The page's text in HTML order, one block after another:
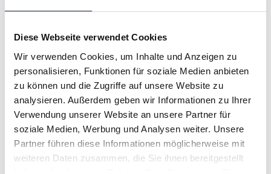
Diese Webseite verwendet Cookies
Wir verwenden Cookies, um Inhalte und Anzeigen zu
personalisieren, Funktionen für soziale Medien anbieten
zu können und die Zugriffe auf unsere Website zu
analysieren. Außerdem geben wir Informationen zu Ihrer
Verwendung unserer Website an unsere Partner für
soziale Medien, Werbung und Analysen weiter. Unsere
Partner führen diese Informationen möglicherweise mit
weiteren Daten zusammen, die Sie ihnen bereitgestellt
A B C D E F G
H I J K L M N
P S